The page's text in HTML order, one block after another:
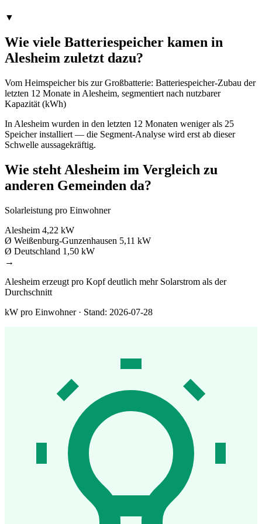
▼
Wie viele Batteriespeicher kamen in
Alesheim zuletzt dazu?
Vom Heimspeicher bis zur Großbatterie: Batteriespeicher-Zubau der
letzten 12 Monate in Alesheim, segmentiert nach nutzbarer
Kapazität (kWh)
In Alesheim wurden in den letzten 12 Monaten weniger als 25
Speicher installiert — die Segment-Analyse wird erst ab dieser
Schwelle aussagekräftig.
Wie steht Alesheim im Vergleich zu
anderen Gemeinden da?
Solarleistung pro Einwohner
Alesheim 4,22 kW
Ø Weißenburg-Gunzenhausen 5,11 kW
Ø Deutschland 1,50 kW
→
Alesheim erzeugt pro Kopf deutlich mehr Solarstrom als der
Durchschnitt
kW pro Einwohner · Stand: 2026-07-28